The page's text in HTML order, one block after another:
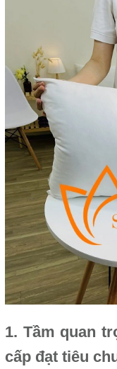
1. Tầm quan
cấp đạt tiêu